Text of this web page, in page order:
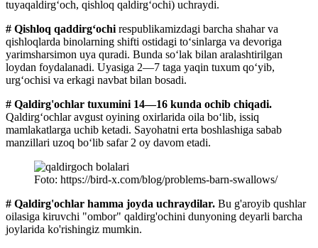
tuyaqaldirgʻoch, qishloq qaldirgʻochi) uchraydi.
# Qishloq qaddirgʻochi respublikamizdagi barcha shahar va
qishloqlarda binolarning shifti ostidagi toʻsinlarga va devoriga
yarimsharsimon uya quradi. Bunda soʻlak bilan aralashtirilgan
loydan foydalanadi. Uyasiga 2—7 taga yaqin tuxum qoʻyib,
urgʻochisi va erkagi navbat bilan bosadi.
# Qaldirg'ochlar tuxumini 14—16 kunda ochib chiqadi.
Qaldirgʻochlar avgust oyining oxirlarida oila boʻlib, issiq
mamlakatlarga uchib ketadi. Sayohatni erta boshlashiga sabab
manzillari uzoq boʻlib safar 2 oy davom etadi.
Foto: https://bird-x.com/blog/problems-barn-swallows/
# Qaldirg'ochlar hamma joyda uchraydilar. Bu g'aroyib qushlar
oilasiga kiruvchi "ombor" qaldirg'ochini dunyoning deyarli barcha
joylarida ko'rishingiz mumkin.